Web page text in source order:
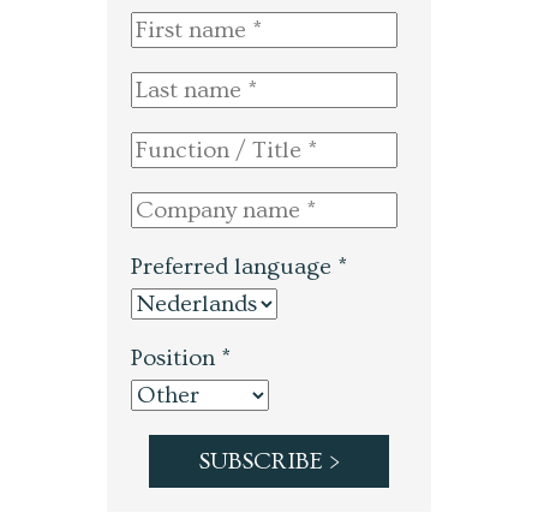
Preferred language *
Position *